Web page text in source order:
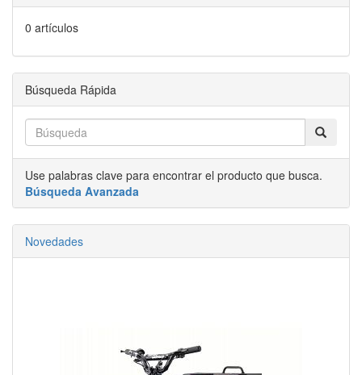
0 artículos
Búsqueda Rápida
Use palabras clave para encontrar el producto que busca.
Búsqueda Avanzada
Novedades